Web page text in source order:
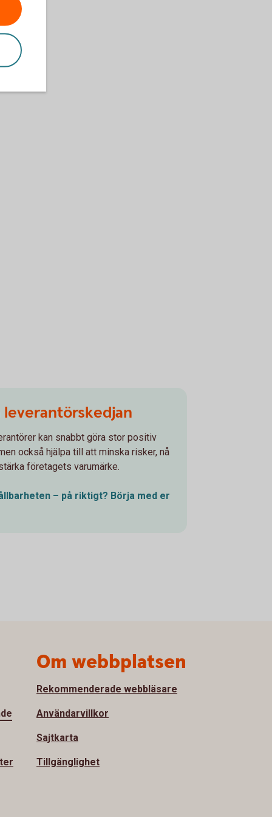
leverantörskedjan
kan snabbt göra stor positiv
också hjälpa till att minska risker, nå
företagets varumärke.
– på riktigt? Börja med er
Om webbplatsen
Rekommenderade webbläsare
Användarvillkor
Sajtkarta
Tillgänglighet